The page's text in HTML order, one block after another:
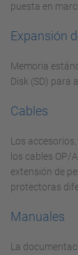
puesta en
Expansión
Memoria
Disk (SD) para
Cables
Los
los cables OP/
extensión de
protectoras
Manuales
La